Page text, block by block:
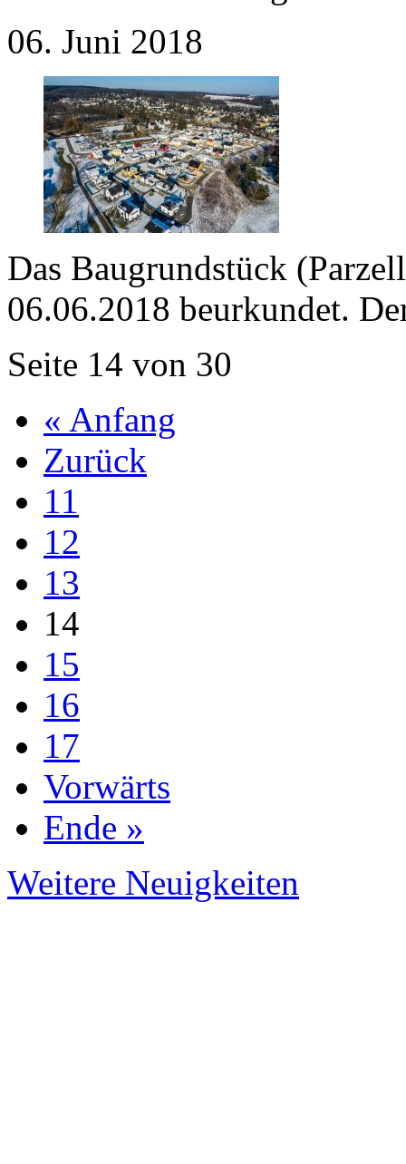
06. Juni 2018
Das Baugrundstück
06.06.2018 beurkundet.
Seite 14 von 30
« Anfang
Zurück
11
12
13
14
15
16
17
Vorwärts
Ende »
Weitere Neuigkeiten